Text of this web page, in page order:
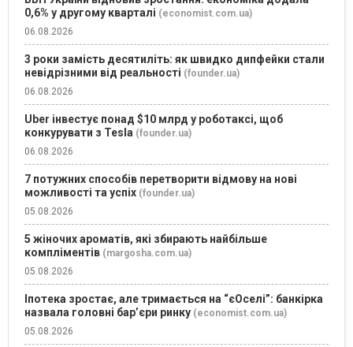
0,6% у другому кварталі (economist.com.ua)
06.08.2026
3 роки замість десятиліть: як швидко дипфейки стали
невідрізними від реальності (founder.ua)
06.08.2026
Uber інвестує понад $10 млрд у роботаксі, щоб
конкурувати з Tesla (founder.ua)
06.08.2026
7 потужних способів перетворити відмову на нові
можливості та успіх (founder.ua)
05.08.2026
5 жіночих ароматів, які збирають найбільше
компліментів (margosha.com.ua)
05.08.2026
Іпотека зростає, але тримається на “єОселі”: банкірка
назвала головні бар’єри ринку (economist.com.ua)
05.08.2026